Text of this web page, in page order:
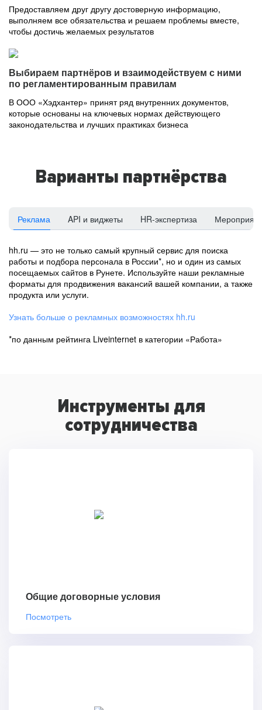
Предоставляем друг другу достоверную информацию,
выполняем все обязательства и решаем проблемы вместе,
чтобы достичь желаемых результатов
Выбираем партнёров и взаимодействуем с ними
по регламентированным правилам
В ООО «Хэдхантер» принят ряд внутренних документов,
которые основаны на ключевых нормах действующего
законодательства и лучших практиках бизнеса
Варианты партнёрства
Реклама API и виджеты HR-экспертиза
hh.ru — это не только самый крупный сервис для поиска
работы и подбора персонала в России*, но и один из самых
посещаемых сайтов в Рунете. Используйте наши рекламные
форматы для продвижения вакансий вашей компании, а также
продукта или услуги.
Узнать больше о рекламных возможностях hh.ru
*по данным рейтинга Liveinternet в категории «Работа»
Инструменты для
сотрудничества
Общие договорные условия
Посмотреть